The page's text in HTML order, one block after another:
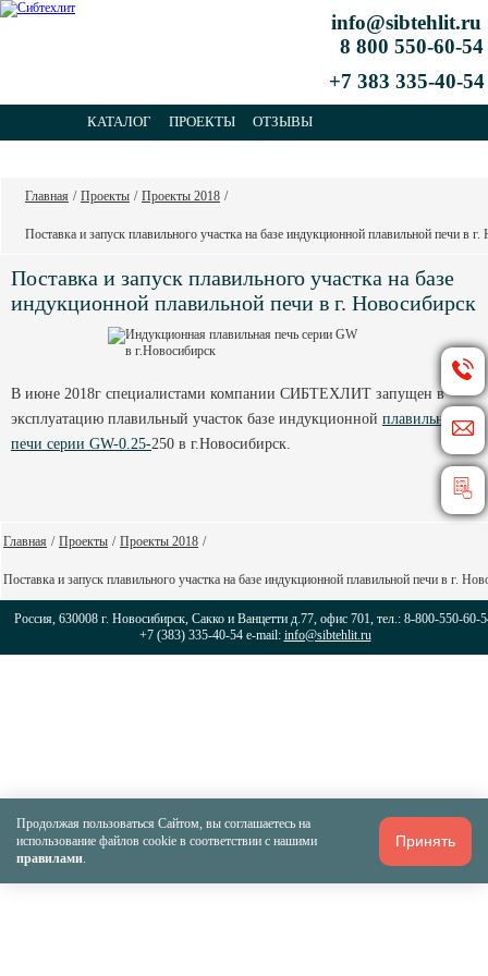
info@sibtehlit.ru
8 800 550-60-54
+7 383 335-40-54
КАТАЛОГ ПРОЕКТЫ ОТЗЫВЫ
Главная / Проекты / Проекты 2018 /
Поставка и запуск плавильного участка на базе индукционной плавильной печи в
Поставка и запуск плавильного участка на базе
индукционной плавильной печи в г. Новосибирск
В июне 2018г специалистами компании СИБТЕХЛИТ запущен в
эксплуатацию плавильный участок базе индукционной плавильной
печи серии GW-0.25-250 в г.Новосибирск.
Главная / Проекты / Проекты 2018 /
Поставка и запуск плавильного участка на базе индукционной плавильной печи в г.
Россия, 630008 г. Новосибирск, Сакко и Ванцетти д.77, офис 701, тел.: 8-800-550-60-
+7 (383) 335-40-54 e-mail: info@sibtehlit.ru
Продолжая пользоваться Сайтом, вы соглашаетесь на
использование файлов cookie в соответствии с нашими
правилами.
Принять